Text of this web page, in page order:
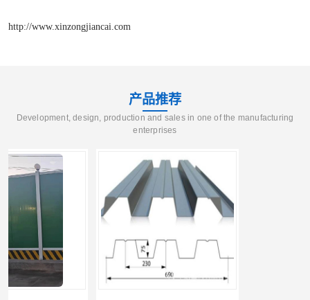
http://www.xinzongjiancai.com
产品推荐
Development, design, production and sales in one of the manufacturing
enterprises